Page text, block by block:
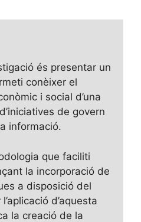
és presentar un
conèixer el
i social d’una
de govern
informació.
que faciliti
la incorporació de
a disposició del
d’aquesta
la creació de la